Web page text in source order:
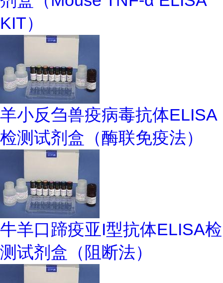
KIT）
羊小反刍兽疫病毒抗体ELISA
检测试剂盒（酶联免疫法）
牛羊口蹄疫亚I型抗体ELISA检
测试剂盒（阻断法）